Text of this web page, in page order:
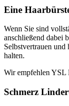
Eine
Wenn Sie sind
anschließend dabei
Selbstvertrauen
halten.
Wir empfehlen YSL
Schmerz